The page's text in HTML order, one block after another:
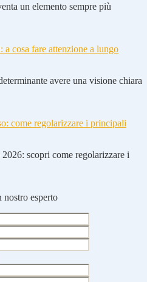
un elemento sempre più
a cosa fare attenzione a lungo
avere una visione chiara
come regolarizzare i principali
scopri come regolarizzare i
nostro esperto